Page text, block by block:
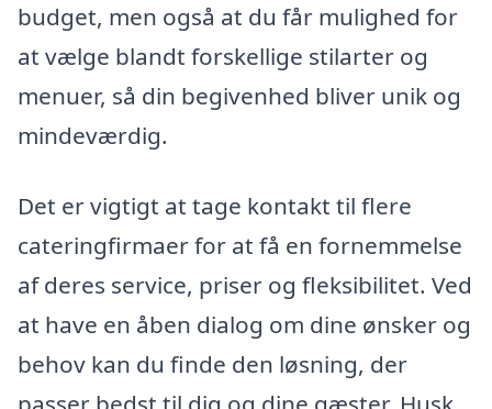
budget, men også at du får mulighed for
at vælge blandt forskellige stilarter og
menuer, så din begivenhed bliver unik og
mindeværdig.
Det er vigtigt at tage kontakt til flere
cateringfirmaer for at få en fornemmelse
af deres service, priser og fleksibilitet. Ved
at have en åben dialog om dine ønsker og
behov kan du finde den løsning, der